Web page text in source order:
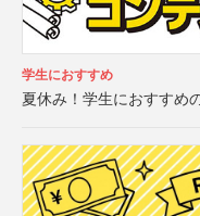
学生におすすめ
夏休み！学生におすすめ